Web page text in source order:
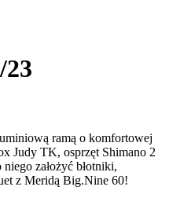
ramą o komfortowej
Judy TK, osprzęt Shimano 2
założyć błotniki,
z Meridą Big.Nine 60!